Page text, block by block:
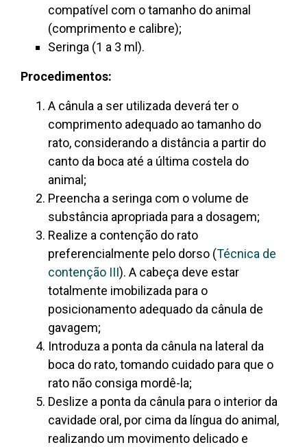
compatível com o tamanho do animal
(comprimento e calibre);
Seringa (1 a 3 ml).
Procedimentos:
A cânula a ser utilizada deverá ter o
comprimento adequado ao tamanho do
rato, considerando a distância a partir do
canto da boca até a última costela do
animal;
Preencha a seringa com o volume de
substância apropriada para a dosagem;
Realize a contenção do rato
preferencialmente pelo dorso (Técnica de
contenção III). A cabeça deve estar
totalmente imobilizada para o
posicionamento adequado da cânula de
gavagem;
Introduza a ponta da cânula na lateral da
boca do rato, tomando cuidado para que o
rato não consiga mordê-la;
Deslize a ponta da cânula para o interior da
cavidade oral, por cima da língua do animal,
realizando um movimento delicado e